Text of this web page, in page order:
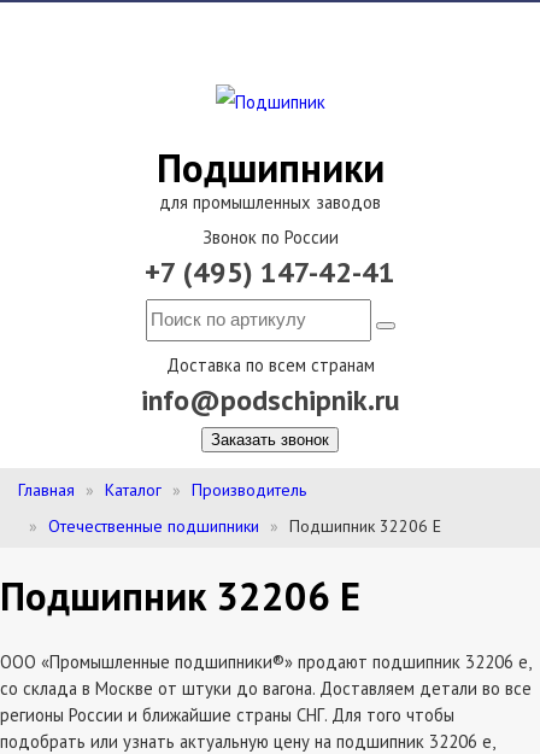
Подшипники
для промышленных заводов
Звонок по России
+7 (495) 147-42-41
Доставка по всем странам
info@podschipnik.ru
Заказать звонок
Главная Каталог
Производитель
Отечественные подшипники
Подшипник 32206 Е
Подшипник 32206 Е
ООО «Промышленные подшипники®» продают подшипник 32206 е,
со склада в Москве от штуки до вагона. Доставляем детали во все
регионы России и ближайшие страны СНГ. Для того чтобы
подобрать или узнать актуальную цену на подшипник 32206 е,